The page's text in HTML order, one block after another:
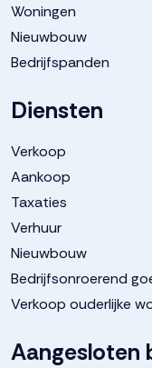
Woningen
Nieuwbouw
Bedrijfspanden
Diensten
Verkoop
Aankoop
Taxaties
Verhuur
Nieuwbouw
Bedrijfsonroerend
Verkoop ouderlijke
Aangesloten